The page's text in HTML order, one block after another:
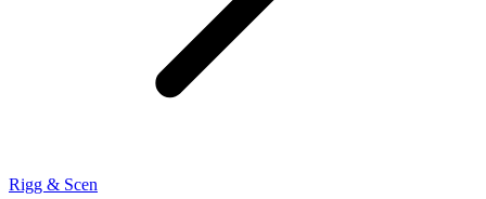
Rigg & Scen